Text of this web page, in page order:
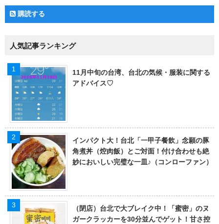
購読する
人気記事ランキング
11月中旬の台湾、台北の気候・服装に関する
アドバイス♡
インパクト大！台北「一甲子餐飲」念願の豚
角煮丼（焢肉飯）とご対面！付け合わせも絶
妙においしい完璧な一皿♪（コンローファン）
（閉店）台北で大ブレイク中！「蜜密」のヌ
ガークラッカーを30分並んでゲット！甘さ控